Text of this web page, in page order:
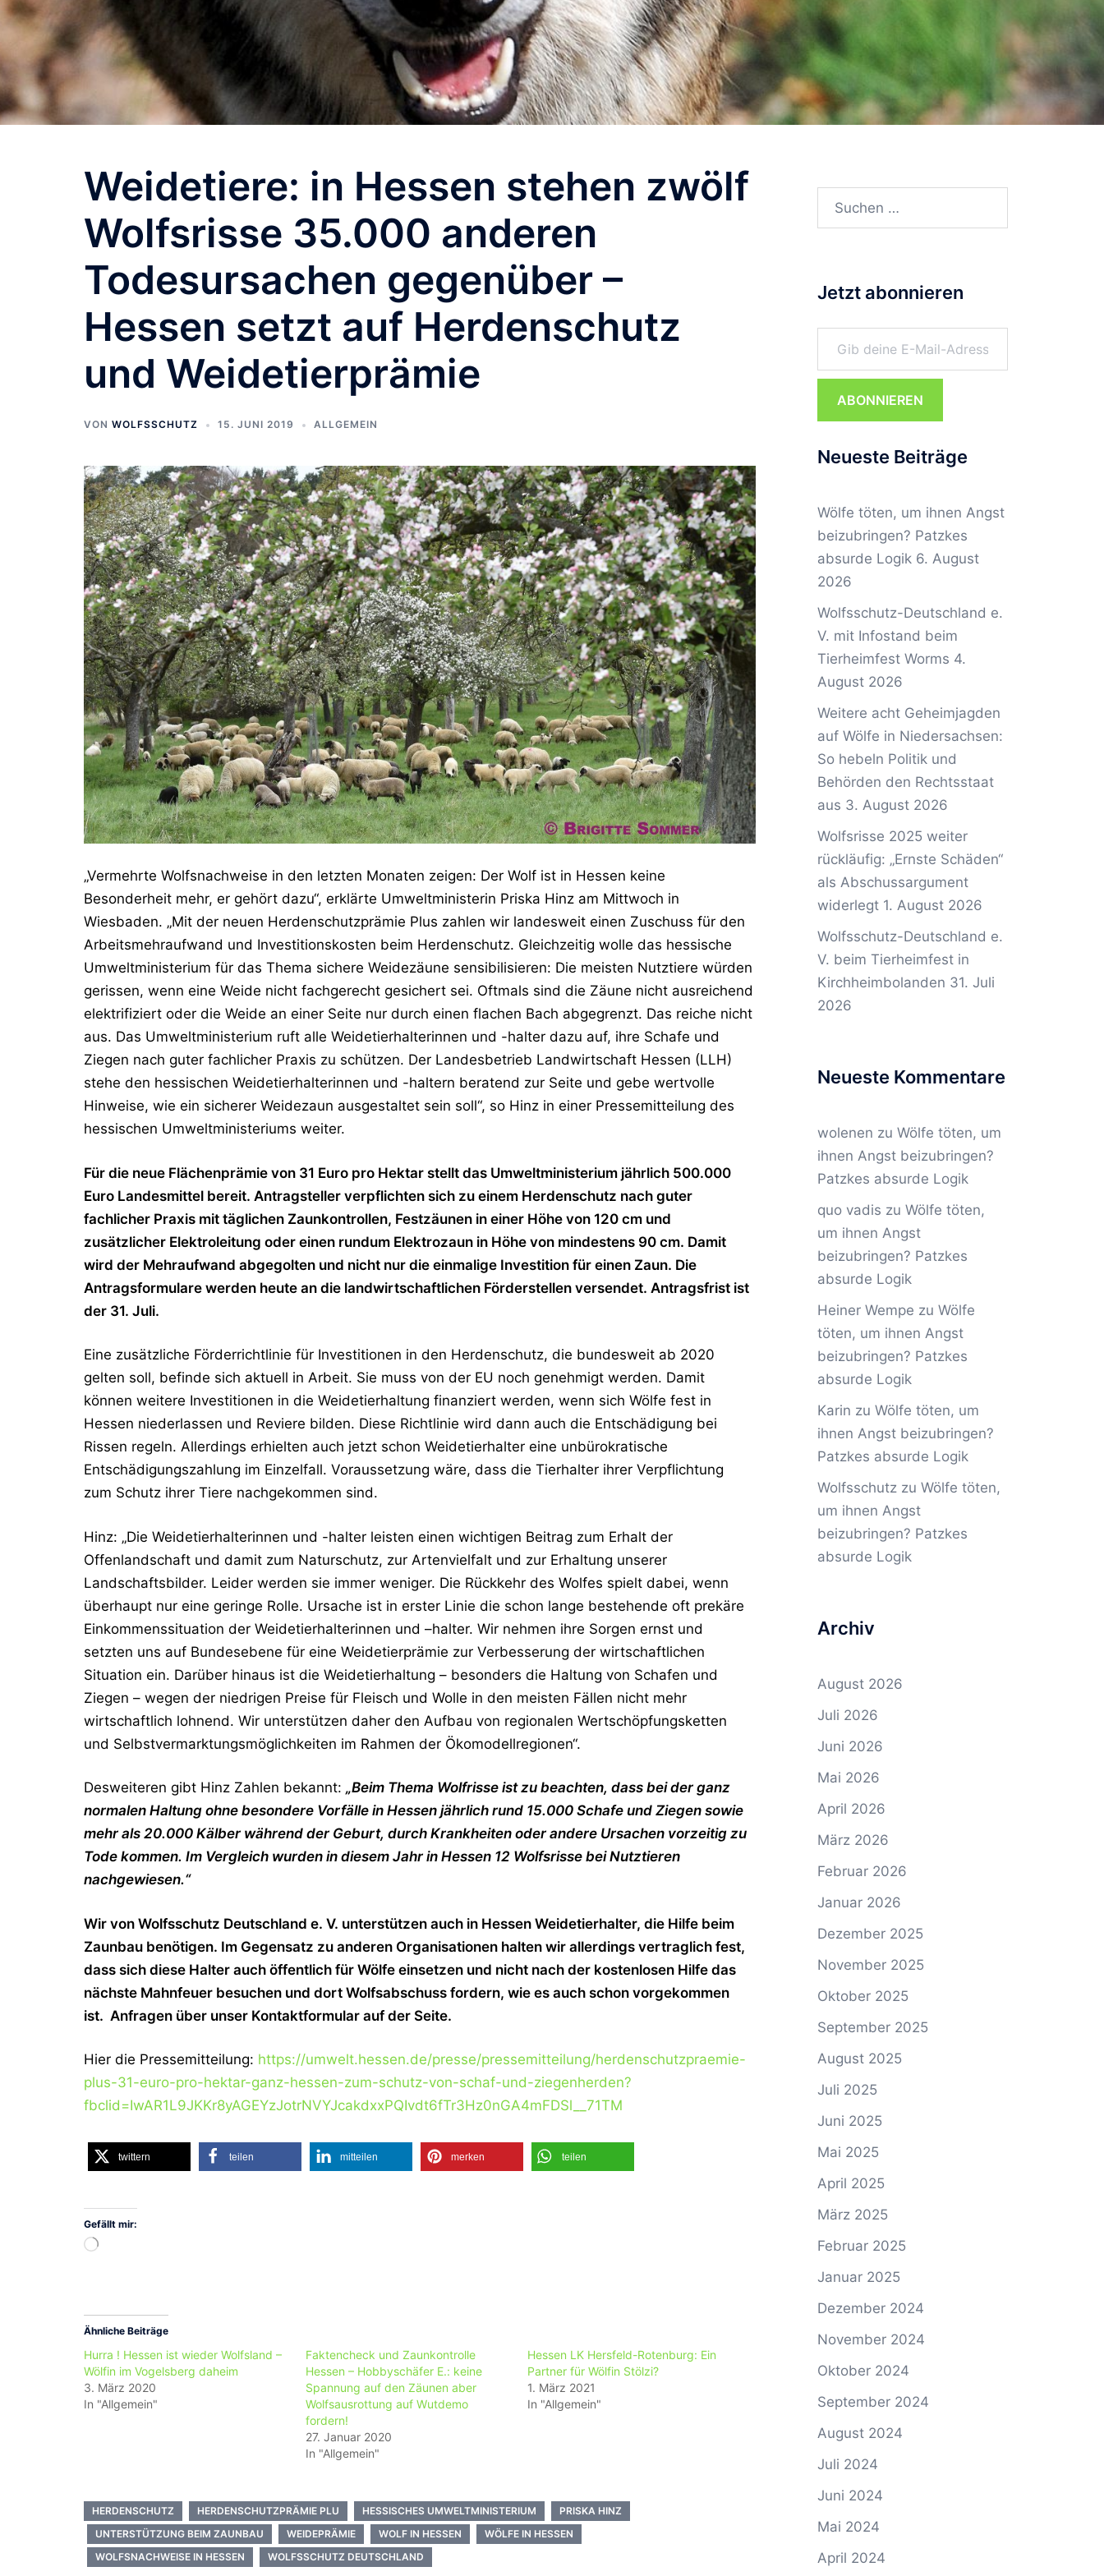
Weidetiere: in Hessen stehen zwölf
Wolfsrisse 35.000 anderen
Todesursachen gegenüber –
Hessen setzt auf Herdenschutz
und Weidetierprämie
VON WOLFSSCHUTZ 15. JUNI 2019 ALLGEMEIN
„Vermehrte Wolfsnachweise in den letzten Monaten zeigen: Der Wolf ist in Hessen keine
Besonderheit mehr, er gehört dazu“, erklärte Umweltministerin Priska Hinz am Mittwoch in
Wiesbaden. „Mit der neuen Herdenschutzprämie Plus zahlen wir landesweit einen Zuschuss für den
Arbeitsmehraufwand und Investitionskosten beim Herdenschutz. Gleichzeitig wolle das hessische
Umweltministerium für das Thema sichere Weidezäune sensibilisieren: Die meisten Nutztiere würden
gerissen, wenn eine Weide nicht fachgerecht gesichert sei. Oftmals sind die Zäune nicht ausreichend
elektrifiziert oder die Weide an einer Seite nur durch einen flachen Bach abgegrenzt. Das reiche nicht
aus. Das Umweltministerium ruft alle Weidetierhalterinnen und -halter dazu auf, ihre Schafe und
Ziegen nach guter fachlicher Praxis zu schützen. Der Landesbetrieb Landwirtschaft Hessen (LLH)
stehe den hessischen Weidetierhalterinnen und -haltern beratend zur Seite und gebe wertvolle
Hinweise, wie ein sicherer Weidezaun ausgestaltet sein soll“, so Hinz in einer Pressemitteilung des
hessischen Umweltministeriums weiter.
Für die neue Flächenprämie von 31 Euro pro Hektar stellt das Umweltministerium jährlich 500.000
Euro Landesmittel bereit. Antragsteller verpflichten sich zu einem Herdenschutz nach guter
fachlicher Praxis mit täglichen Zaunkontrollen, Festzäunen in einer Höhe von 120 cm und
zusätzlicher Elektroleitung oder einen rundum Elektrozaun in Höhe von mindestens 90 cm. Damit
wird der Mehraufwand abgegolten und nicht nur die einmalige Investition für einen Zaun. Die
Antragsformulare werden heute an die landwirtschaftlichen Förderstellen versendet. Antragsfrist ist
der 31. Juli.
Eine zusätzliche Förderrichtlinie für Investitionen in den Herdenschutz, die bundesweit ab 2020
gelten soll, befinde sich aktuell in Arbeit. Sie muss von der EU noch genehmigt werden. Damit
können weitere Investitionen in die Weidetierhaltung finanziert werden, wenn sich Wölfe fest in
Hessen niederlassen und Reviere bilden. Diese Richtlinie wird dann auch die Entschädigung bei
Rissen regeln. Allerdings erhielten auch jetzt schon Weidetierhalter eine unbürokratische
Entschädigungszahlung im Einzelfall. Voraussetzung wäre, dass die Tierhalter ihrer Verpflichtung
zum Schutz ihrer Tiere nachgekommen sind.
Hinz: „Die Weidetierhalterinnen und -halter leisten einen wichtigen Beitrag zum Erhalt der
Offenlandschaft und damit zum Naturschutz, zur Artenvielfalt und zur Erhaltung unserer
Landschaftsbilder. Leider werden sie immer weniger. Die Rückkehr des Wolfes spielt dabei, wenn
überhaupt nur eine geringe Rolle. Ursache ist in erster Linie die schon lange bestehende oft prekäre
Einkommenssituation der Weidetierhalterinnen und –halter. Wir nehmen ihre Sorgen ernst und
setzten uns auf Bundesebene für eine Weidetierprämie zur Verbesserung der wirtschaftlichen
Situation ein. Darüber hinaus ist die Weidetierhaltung – besonders die Haltung von Schafen und
Ziegen – wegen der niedrigen Preise für Fleisch und Wolle in den meisten Fällen nicht mehr
wirtschaftlich lohnend. Wir unterstützen daher den Aufbau von regionalen Wertschöpfungsketten
und Selbstvermarktungsmöglichkeiten im Rahmen der Ökomodellregionen“.
Desweiteren gibt Hinz Zahlen bekannt: „Beim Thema Wolfrisse ist zu beachten, dass bei der ganz
normalen Haltung ohne besondere Vorfälle in Hessen jährlich rund 15.000 Schafe und Ziegen sowie
mehr als 20.000 Kälber während der Geburt, durch Krankheiten oder andere Ursachen vorzeitig zu
Tode kommen. Im Vergleich wurden in diesem Jahr in Hessen 12 Wolfsrisse bei Nutztieren
nachgewiesen.“
Wir von Wolfsschutz Deutschland e. V. unterstützen auch in Hessen Weidetierhalter, die Hilfe beim
Zaunbau benötigen. Im Gegensatz zu anderen Organisationen halten wir allerdings vertraglich fest,
dass sich diese Halter auch öffentlich für Wölfe einsetzen und nicht nach der kostenlosen Hilfe das
nächste Mahnfeuer besuchen und dort Wolfsabschuss fordern, wie es auch schon vorgekommen
ist. Anfragen über unser Kontaktformular auf der Seite.
Hier die Pressemitteilung: https://umwelt.hessen.de/presse/pressemitteilung/herdenschutzpraemie-
plus-31-euro-pro-hektar-ganz-hessen-zum-schutz-von-schaf-und-ziegenherden?
fbclid=IwAR1L9JKKr8yAGEYzJotrNVYJcakdxxPQIvdt6fTr3Hz0nGA4mFDSl__71TM
twittern teilen mitteilen merken teilen
Gefällt mir:
Wird
Ähnliche Beiträge
Hurra ! Hessen ist wieder Wolfsland –
Wölfin im Vogelsberg daheim
3. März 2020
In "Allgemein"
Faktencheck und Zaunkontrolle
Hessen – Hobbyschäfer E.: keine
Spannung auf den Zäunen aber
Wolfsausrottung auf Wutdemo
fordern!
27. Januar 2020
In "Allgemein"
Hessen LK Hersfeld-Rotenburg: Ein
Partner für Wölfin Stölzi?
1. März 2021
In "Allgemein"
HERDENSCHUTZ HERDENSCHUTZPRÄMIE PLU HESSISCHES UMWELTMINISTERIUM
PRISKA HINZ
UNTERSTÜTZUNG BEIM ZAUNBAU
WEIDEPRÄMIE WOLF IN HESSEN
WÖLFE IN HESSEN
WOLFSNACHWEISE IN HESSEN
WOLFSSCHUTZ DEUTSCHLAND
Suchen
Jetzt abonnieren
Gib deine E-Mail-Adresse ein ...
ABONNIEREN
Neueste Beiträge
Wölfe töten, um ihnen Angst
beizubringen? Patzkes
absurde Logik 6. August
2026
Wolfsschutz-Deutschland e.
V. mit Infostand beim
Tierheimfest Worms 4.
August 2026
Weitere acht Geheimjagden
auf Wölfe in Niedersachsen:
So hebeln Politik und
Behörden den Rechtsstaat
aus 3. August 2026
Wolfsrisse 2025 weiter
rückläufig: „Ernste Schäden“
als Abschussargument
widerlegt 1. August 2026
Wolfsschutz-Deutschland e.
V. beim Tierheimfest in
Kirchheimbolanden 31. Juli
2026
Neueste Kommentare
wolenen zu Wölfe töten, um
ihnen Angst beizubringen?
Patzkes absurde Logik
quo vadis zu Wölfe töten,
um ihnen Angst
beizubringen? Patzkes
absurde Logik
Heiner Wempe zu Wölfe
töten, um ihnen Angst
beizubringen? Patzkes
absurde Logik
Karin zu Wölfe töten, um
ihnen Angst beizubringen?
Patzkes absurde Logik
Wolfsschutzzu Wölfe töten,
um ihnen Angst
beizubringen? Patzkes
absurde Logik
Archiv
August 2026
Juli 2026
Juni 2026
Mai 2026
April 2026
März 2026
Februar 2026
Januar 2026
Dezember 2025
November 2025
Oktober 2025
September 2025
August 2025
Juli 2025
Juni 2025
Mai 2025
April 2025
März 2025
Februar 2025
Januar 2025
Dezember 2024
November 2024
Oktober 2024
September 2024
August 2024
Juli 2024
Juni 2024
Mai 2024
April 2024